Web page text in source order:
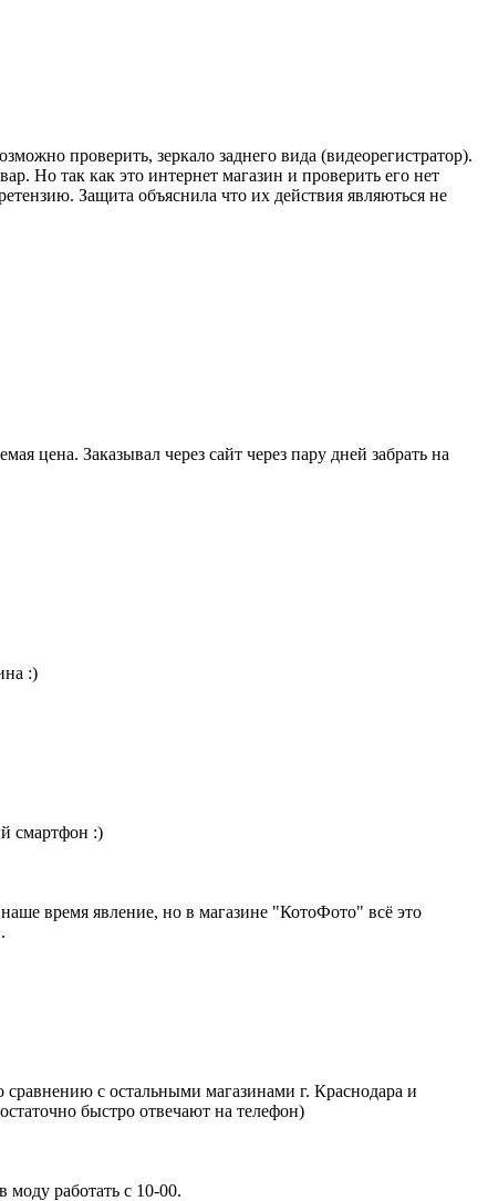
проверить, зеркало заднего вида (видеорегистратор).
Но так как это интернет магазин и проверить его нет
Защита объяснила что их действия являються не
цена. Заказывал через сайт через пару дней забрать на
:)
смартфон :)
время явление, но в магазине "КотоФото" всё это
с остальными магазинами г. Краснодара и
быстро отвечают на телефон)
работать с 10-00.